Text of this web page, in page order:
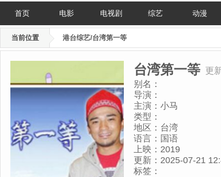
首页 电影 电视剧 综艺 动漫
当前位置 港台综艺/台湾第一等
台湾第一等 更
别名：
导演：
主演： 小马
类型：
地区： 台湾
语言： 国语
上映： 2019
更新： 2025-07-21
标签：